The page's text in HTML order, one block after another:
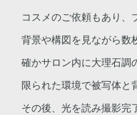
コスメのご依頼もあり、
背景や構図を見ながら数
確かサロン内に大理石調
限られた環境で被写体と
その後、光を読み撮影完